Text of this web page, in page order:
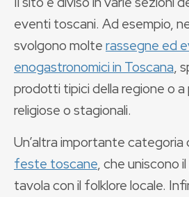
eventi toscani. Ad esempio,
svolgono molterassegne ed
enogastronomici in Toscana,
prodotti tipici della regione o
religiose o stagionali.
Un’altra importante categoria
feste toscane, che uniscono
tavola con il folklore locale.